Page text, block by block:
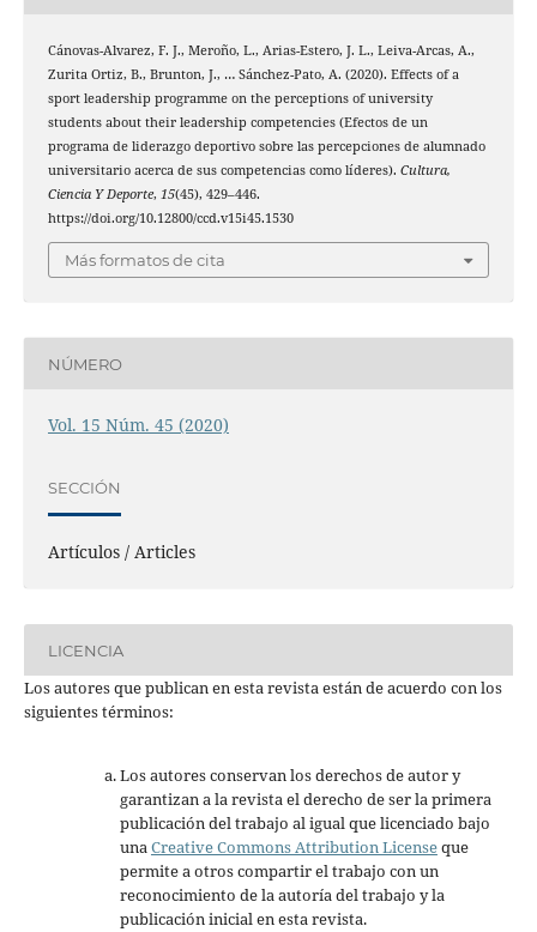
Cánovas-Alvarez, F. J., Meroño, L., Arias-Estero, J. L., Leiva-Arcas, A.,
Zurita Ortiz, B., Brunton, J., … Sánchez-Pato, A. (2020). Effects of a
sport leadership programme on the perceptions of university
students about their leadership competencies (Efectos de un
programa de liderazgo deportivo sobre las percepciones de alumnado
universitario acerca de sus competencias como líderes). Cultura,
Ciencia Y Deporte, 15(45), 429–446.
https://doi.org/10.12800/ccd.v15i45.1530
Más formatos de cita
NÚMERO
Vol. 15 Núm. 45 (2020)
SECCIÓN
Artículos / Articles
LICENCIA
Los autores que publican en esta revista están de acuerdo con los
siguientes términos:
Los autores conservan los derechos de autor y
garantizan a la revista el derecho de ser la primera
publicación del trabajo al igual que licenciado bajo
unaCreative Commons Attribution Licenseque
permite a otros compartir el trabajo con un
reconocimiento de la autoría del trabajo y la
publicación inicial en esta revista.